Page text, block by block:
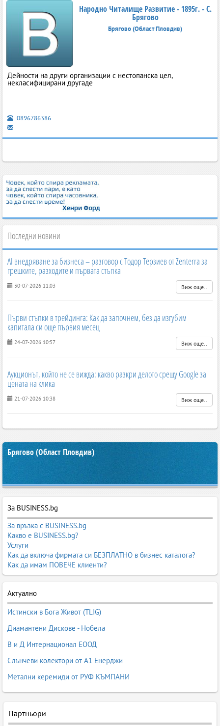
Народно Читалище Развитие - 1895г. - С.
Брягово
Брягово (Област Пловдив)
Дейности на други организации с нестопанска цел,
некласифицирани другаде
0896786386
Последни новини
AI внедряване за бизнеса – разговор с Тодор Терзиев от Zenterra за
грешките, разходите и първата стъпка
30-07-2026 11:03 Виж още..
Първи стъпки в трейдинга: Как да започнем, без да изгубим
капитала си още първия месец
24-07-2026 10:57 Виж още..
Аукционът, който не се вижда: какво разкри делото срещу Google за
цената на клика
21-07-2026 10:38 Виж още..
Брягово (Област Пловдив)
За BUSINESS.bg
За връзка с BUSINESS.bg
Какво е BUSINESS.bg?
Услуги
Как да включа фирмата си БЕЗПЛАТНО в бизнес каталога?
Как да имам ПОВЕЧЕ клиенти?
Актуално
Истински в Бога Живот (TLIG)
Диамантени Дискове - Нобела
В и Д Интернационал ЕООД
Слънчеви колектори от А1 Енерджи
Метални керемиди от РУФ КЪМПАНИ
Партньори